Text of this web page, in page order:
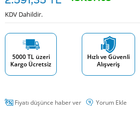
KDV Dahildir.
5000 TL üzeri
Kargo Ücretsiz
Hızlı ve Güvenli
Alışveriş
Fiyatı düşünce haber ver Yorum Ekle